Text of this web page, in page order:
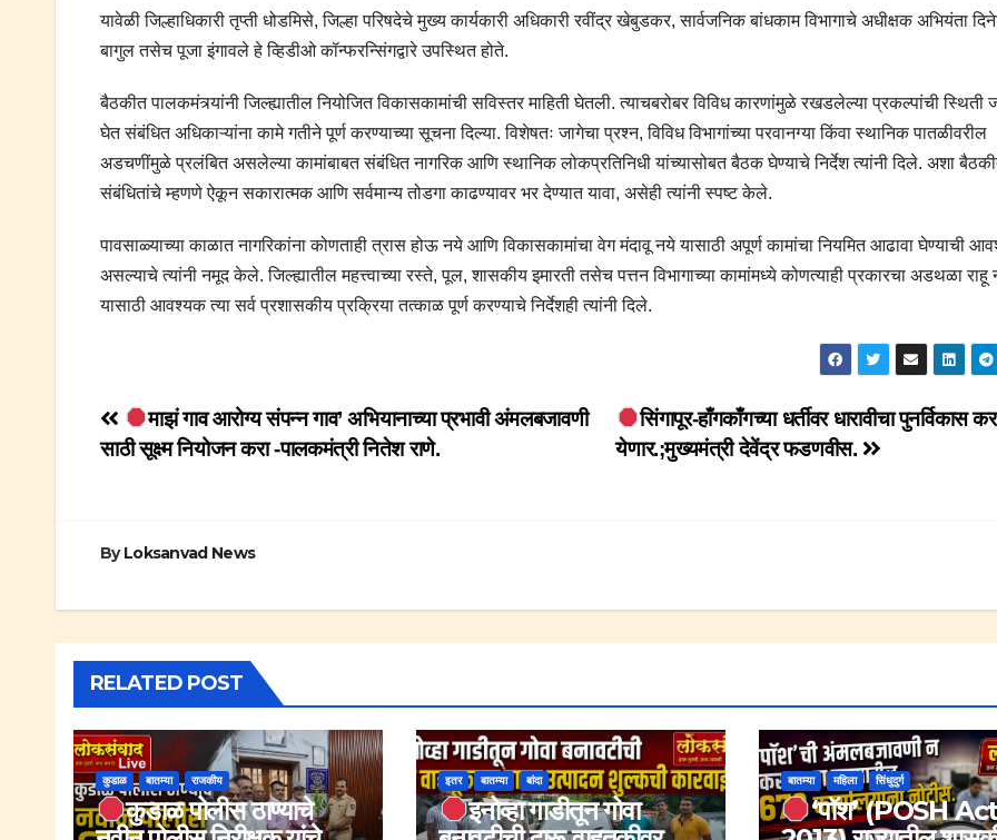
यावेळी जिल्हाधिकारी तृप्ती धोडमिसे, जिल्हा परिषदेचे मुख्य कार्यकारी अधिकारी रवींद्र खेबुडकर, सार्वजनिक बांधकाम विभागाचे अधीक्षक अभियंता
बागुल तसेच पूजा इंगावले हे व्हिडीओ कॉन्फरन्सिंगद्वारे उपस्थित होते.
बैठकीत पालकमंत्र्यांनी जिल्ह्यातील नियोजित विकासकामांची सविस्तर माहिती घेतली. त्याचबरोबर विविध कारणांमुळे रखडलेल्या प्रकल्पांची स्थिती
घेत संबंधित अधिकाऱ्यांना कामे गतीने पूर्ण करण्याच्या सूचना दिल्या. विशेषतः जागेचा प्रश्न, विविध विभागांच्या परवानग्या किंवा स्थानिक पातळीवरील
अडचणींमुळे प्रलंबित असलेल्या कामांबाबत संबंधित नागरिक आणि स्थानिक लोकप्रतिनिधी यांच्यासोबत बैठक घेण्याचे निर्देश त्यांनी दिले. अशा
संबंधितांचे म्हणणे ऐकून सकारात्मक आणि सर्वमान्य तोडगा काढण्यावर भर देण्यात यावा, असेही त्यांनी स्पष्ट केले.
पावसाळ्याच्या काळात नागरिकांना कोणताही त्रास होऊ नये आणि विकासकामांचा वेग मंदावू नये यासाठी अपूर्ण कामांचा नियमित आढावा घेण्याची
असल्याचे त्यांनी नमूद केले. जिल्ह्यातील महत्त्वाच्या रस्ते, पूल, शासकीय इमारती तसेच पत्तन विभागाच्या कामांमध्ये कोणत्याही प्रकारचा अडथळा राहू
यासाठी आवश्यक त्या सर्व प्रशासकीय प्रक्रिया तत्काळ पूर्ण करण्याचे निर्देशही त्यांनी दिले.
Post
navigation
सिंगापूर-हाँगकाँगच्या धर्तीवर धारावीचा पुनर्विकास
येणार.;मुख्यमंत्री देवेंद्र फडणवीस.
माझं गाव आरोग्य संपन्न गाव’ अभियानाच्या प्रभावी अंमलबजावणी
साठी सूक्ष्म नियोजन करा -पालकमंत्री नितेश राणे.
ByLoksanvad News
RELATED POST
कुडाळ बातम्या राजकीय
कुडाळ पोलीस ठाण्याचे
इतर बातम्या बांदा
इनोव्हा गाडीतून गोवा
बातम्या महिला सिंधुदुर्ग
‘पॉश’ (POSH